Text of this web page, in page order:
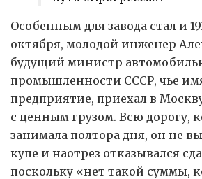
Особенным для завода стал и
октября, молодой инженер
будущий министр
промышленности СССР, чье
предприятие, приехал в
с ценным грузом. Всю дорогу,
занимала полтора дня, он не
купе и наотрез отказывался
поскольку «нет такой суммы,